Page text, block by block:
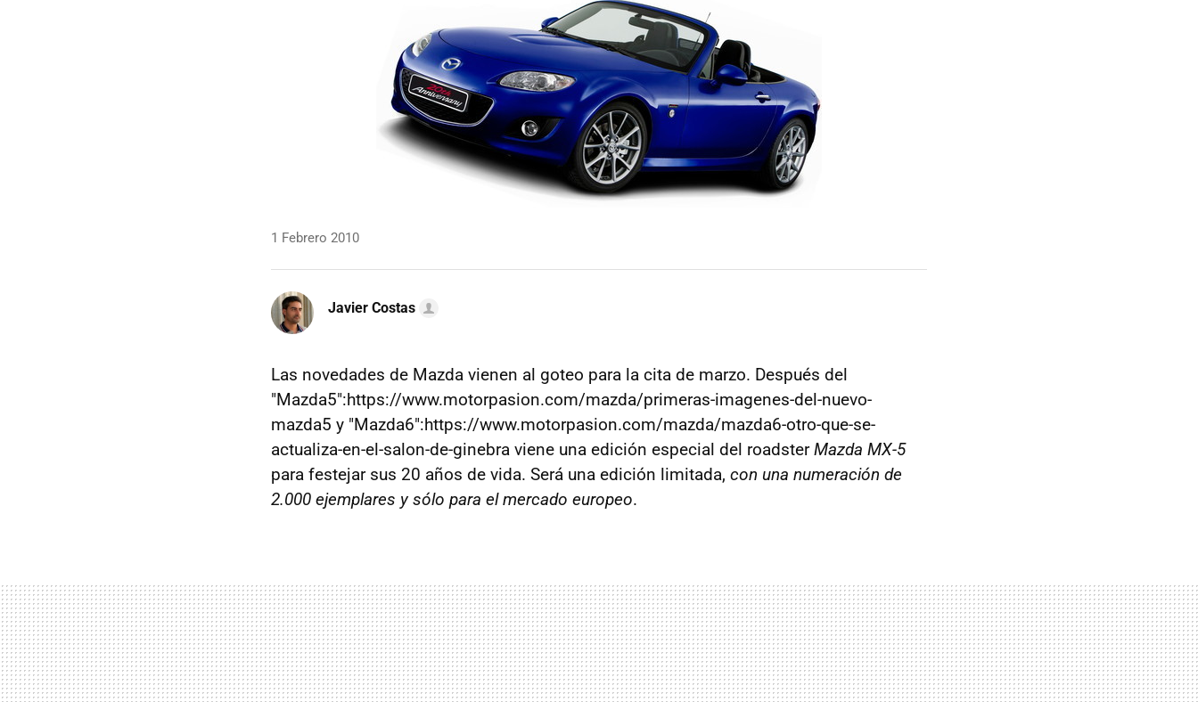
1 Febrero 2010
Javier Costas
Las novedades de Mazda vienen al goteo para la cita de marzo. Después del
"Mazda5":https://www.motorpasion.com/mazda/primeras-imagenes-del-nuevo-
mazda5 y "Mazda6":https://www.motorpasion.com/mazda/mazda6-otro-que-se-
actualiza-en-el-salon-de-ginebra viene una edición especial del roadsterMazda MX-5
para festejar sus 20 años de vida. Será una edición limitada, con una numeración de
2.000 ejemplares y sólo para el mercado europeo.